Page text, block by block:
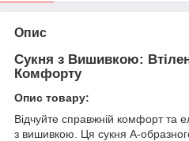
Опис
Сукня з Вишивкою:
Комфорту
Опис товару:
Відчуйте справжній комфорт та
з вишивкою. Ця сукня А-